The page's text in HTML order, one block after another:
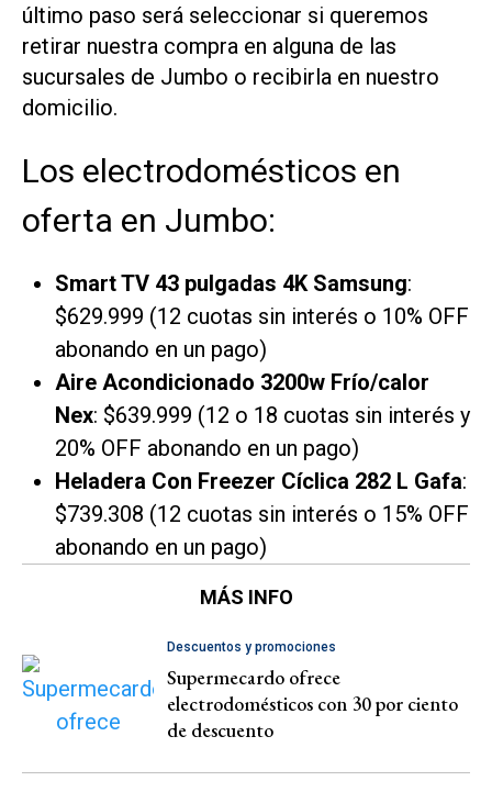
último paso será seleccionar si queremos
retirar nuestra compra en alguna de las
sucursales de Jumbo o recibirla en nuestro
domicilio.
Los electrodomésticos en
oferta en Jumbo:
Smart TV 43 pulgadas 4K Samsung:
$629.999 (12 cuotas sin interés o 10% OFF
abonando en un pago)
Aire Acondicionado 3200w Frío/calor
Nex: $639.999 (12 o 18 cuotas sin interés y
20% OFF abonando en un pago)
Heladera Con Freezer Cíclica 282 L Gafa:
$739.308 (12 cuotas sin interés o 15% OFF
abonando en un pago)
MÁS INFO
Descuentos y promociones
Supermecardo ofrece
electrodomésticos con 30 por ciento
de descuento